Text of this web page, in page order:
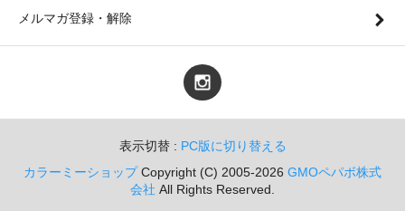
メルマガ登録・解除
表示切替 : PC版に切り替える
カラーミーショップCopyright (C) 2005-2026 GMOペパボ株式
会社 All Rights Reserved.